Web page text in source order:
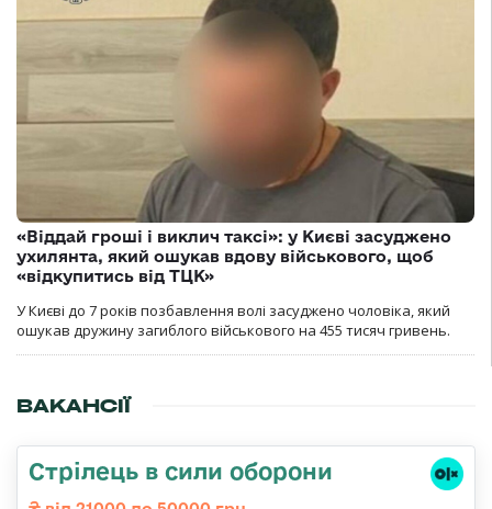
«Віддай гроші і виклич таксі»: у Києві засуджено
ухилянта, який ошукав вдову військового, щоб
«відкупитись від ТЦК»
У Києві до 7 років позбавлення волі засуджено чоловіка, який
ошукав дружину загиблого військового на 455 тисяч гривень.
ВАКАНСІЇ
Стрілець в сили оборони